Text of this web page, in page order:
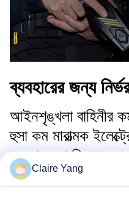
ব্যবহারের জন্য
আইনশৃঙ্খলা বাহিনীর
হুসা কম মারাত্মক
ব্যবহার করা নিরাপদ
জলরোধী, সবুজ লেজার,
Claire Yang